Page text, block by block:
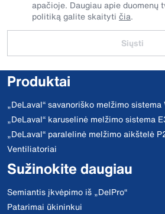
apačioje. Daugiau apie duomenų
politiką galite skaityti čia.
Siųsti
Produktai
„DeLaval“ savanoriško melžimo
„DeLaval“ karuselinė melžimo sistema
„DeLaval“ paralelinė melžimo aikštelė
Ventiliatoriai
Sužinokite daugiau
Semiantis įkvėpimo iš „DelPro“
Patarimai ūkininkui